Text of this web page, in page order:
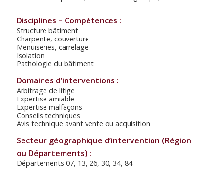
Disciplines – Compétences :
Structure bâtiment
Charpente, couverture
Menuiseries, carrelage
Isolation
Pathologie du bâtiment
Domaines d’interventions :
Arbitrage de litige
Expertise amiable
Expertise malfaçons
Conseils techniques
Avis technique avant vente ou acquisition
Secteur géographique d’intervention (Région
ou Départements) :
Départements 07, 13, 26, 30, 34, 84